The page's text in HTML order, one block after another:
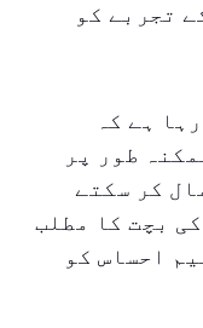
تجربے کو
ہے کہ
طور پر
کر سکتے
بچت کا مطلب
احساس کو